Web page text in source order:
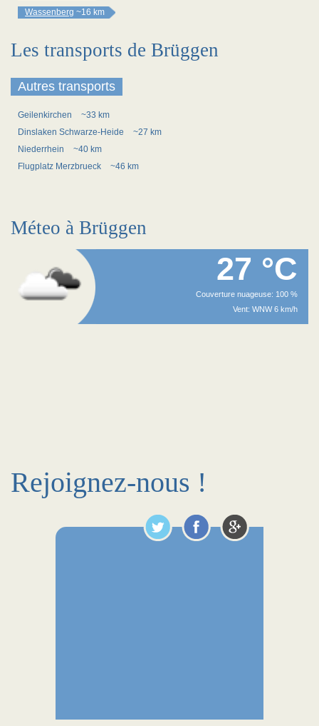
Wassenberg ~16 km
Les transports de Brüggen
Autres transports
Geilenkirchen
~33 km
Dinslaken Schwarze-Heide
~27 km
Niederrhein
~40 km
Flugplatz Merzbrueck
~46 km
Méteo à Brüggen
27 °C
Couverture nuageuse: 100 %
Vent: WNW 6 km/h
Rejoignez-nous !